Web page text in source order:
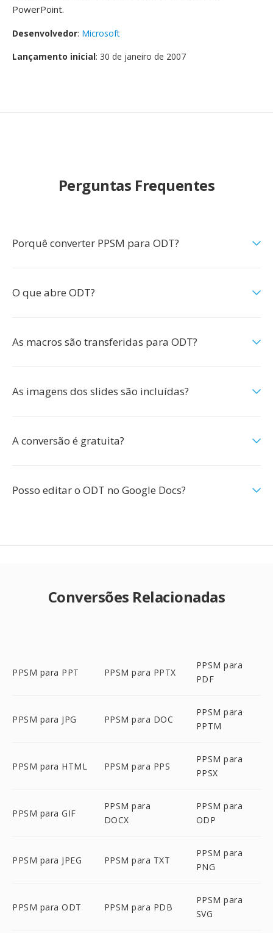
PowerPoint.
Desenvolvedor: Microsoft
Lançamento inicial: 30 de janeiro de 2007
Perguntas Frequentes
Porquê converter PPSM para ODT?
O que abre ODT?
As macros são transferidas para ODT?
As imagens dos slides são incluídas?
A conversão é gratuita?
Posso editar o ODT no Google Docs?
Conversões Relacionadas
PPSM para PPT PPSM para PPTX
PPSM para
PDF
PPSM para JPG PPSM para DOC
PPSM para
PPTM
PPSM para HTML PPSM para PPS
PPSM para
PPSX
PPSM para GIF
PPSM para
DOCX
PPSM para
ODP
PPSM para JPEG PPSM para TXT
PPSM para
PNG
PPSM para ODT PPSM para PDB
PPSM para
SVG